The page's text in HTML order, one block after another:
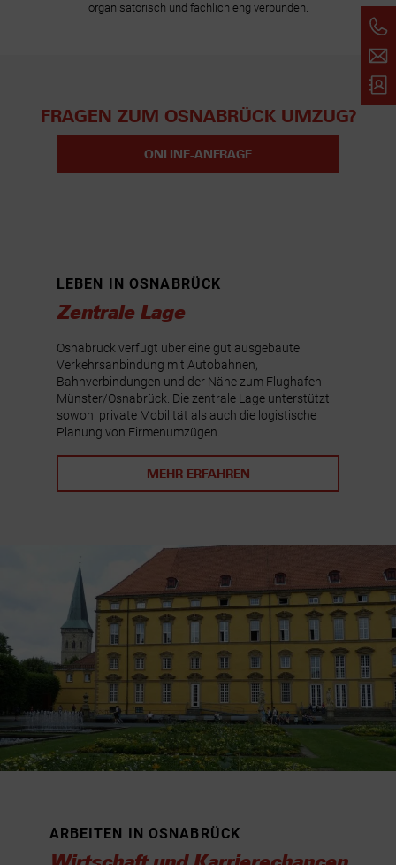
organisatorisch und fachlich eng verbunden.
FRAGEN ZUM OSNABRÜCK UMZUG?
ONLINE-ANFRAGE
LEBEN IN OSNABRÜCK
Zentrale Lage
Osnabrück verfügt über eine gut ausgebaute
Verkehrsanbindung mit Autobahnen,
Bahnverbindungen und der Nähe zum Flughafen
Münster/Osnabrück. Die zentrale Lage unterstützt
sowohl private Mobilität als auch die logistische
Planung von Firmenumzügen.
MEHR ERFAHREN
ARBEITEN IN OSNABRÜCK